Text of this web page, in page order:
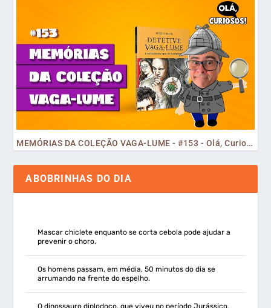
MEMÓRIAS DA COLEÇÃO VAGA-LUME - #153 - Olá, Curiosos! 2023
ABOBRINHAS DO DIA
Mascar chiclete enquanto se corta cebola pode ajudar a
prevenir o choro.
Os homens passam, em média, 50 minutos do dia se
arrumando na frente do espelho.
O dinossauro diplodoco, que viveu no período Jurássico,